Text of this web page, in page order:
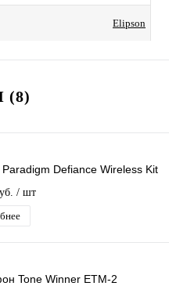
Elipson
Defiance Wireless Kit
/ шт
Tone Winner ETM-2